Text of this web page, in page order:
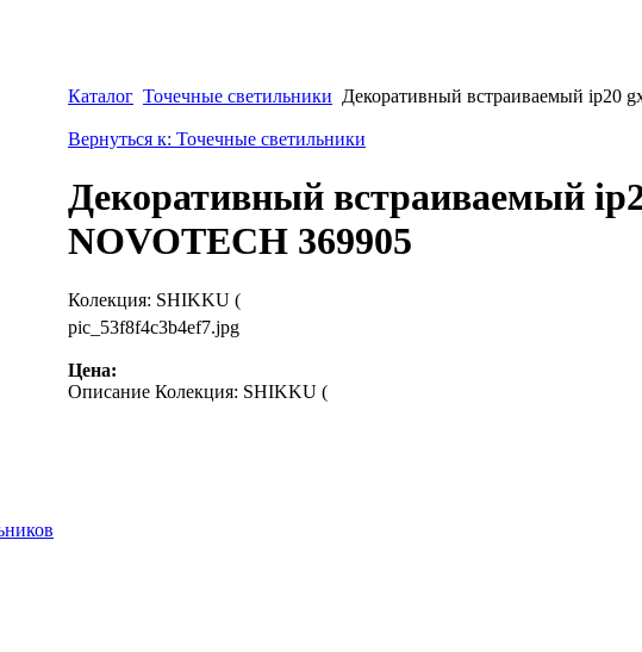
Каталог Точечные светильники Декоративный встраиваемый ip20
Вернуться к: Точечные светильники
Декоративный встраиваемый
NOVOTECH 369905
Колекция: SHIKKU (
pic_53f8f4c3b4ef7.jpg
Цена:
Описание Колекция: SHIKKU (